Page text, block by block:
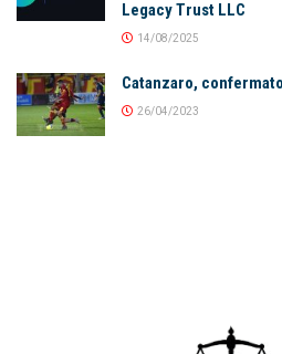
Legacy Trust LLC
14/08/2025
Catanzaro,
26/04/2023